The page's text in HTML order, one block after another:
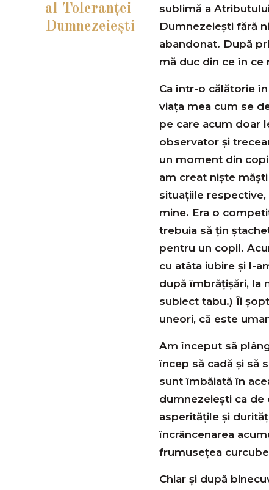
al Toleranţei
Dumnezeieşti
sublimă a
Dumnezeiești fără
abandonat. După
mă duc din ce în
Ca într-o călătorie
viaţa mea cum se
pe care acum doar
observator și
un moment din
am creat niște
situațiile
mine. Era o
trebuia să țin
pentru un copil.
cu atâta iubire și l-
după îmbrățișări, la
subiect tabu.) Îi
uneori, că este
Am început să
încep să cadă și să
sunt îmbăiată în
dumnezeiești ca
asperităţile și
încrâncenarea
frumusețea
Chiar și după